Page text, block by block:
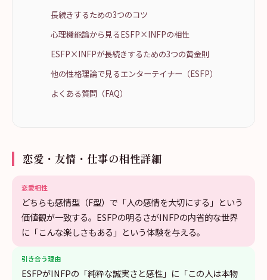
長続きするための3つのコツ
心理機能論から見るESFP×INFPの相性
ESFP×INFPが長続きするための3つの黄金則
他の性格理論で見るエンターテイナー（ESFP）
よくある質問（FAQ）
恋愛・友情・仕事の相性詳細
恋愛相性
どちらも感情型（F型）で「人の感情を大切にする」という
価値観が一致する。ESFPの明るさがINFPの内省的な世界
に「こんな楽しさもある」という体験を与える。
引き合う理由
ESFPがINFPの「純粋な誠実さと感性」に「この人は本物